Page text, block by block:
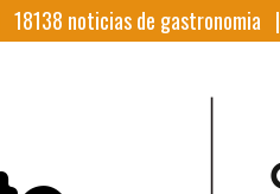
18138 noticias de gastronomia |